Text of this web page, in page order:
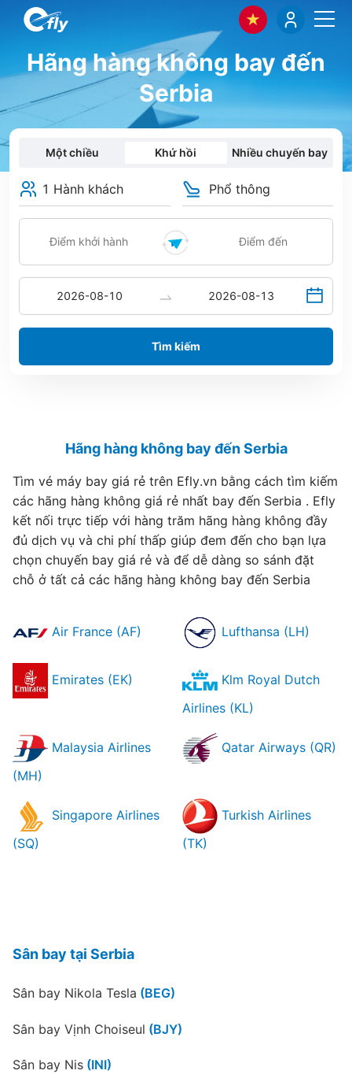
Hãng hàng không bay đến
Serbia
Một chiều Khứ hồi Nhiều chuyến bay
1 Hành khách Phổ thông
Tìm kiếm
Hãng hàng không bay đến Serbia
Tìm vé máy bay giá rẻ trên Efly.vn bằng cách tìm kiếm
các hãng hàng không giá rẻ nhất bay đến Serbia . Efly
kết nối trực tiếp với hàng trăm hãng hàng không đầy
đủ dịch vụ và chi phí thấp giúp đem đến cho bạn lựa
chọn chuyến bay giá rẻ và để dễ dàng so sánh đặt
chỗ ở tất cả các hãng hàng không bay đến Serbia
Air France (AF) Lufthansa (LH)
Emirates (EK)
Klm Royal Dutch
Airlines (KL)
Malaysia Airlines
(MH)
Qatar Airways (QR)
Singapore Airlines
(SQ)
Turkish Airlines
(TK)
Sân bay tại Serbia
Sân bay Nikola Tesla (BEG)
Sân bay Vịnh Choiseul (BJY)
Sân bay Nis (INI)